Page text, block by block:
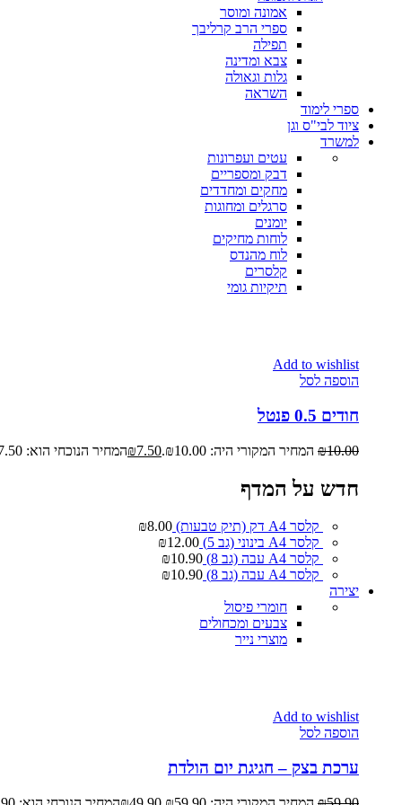
אמונה ומוסר
ספרי הרב קרליבך
תפילה
צבא ומדינה
גלות וגאולה
השראה
ספרי לימוד
ציוד לבי"ס וגן
למשרד
עטים ועפרונות
דבק ומספריים
מחקים ומחדדים
סרגלים ומחוגות
יומנים
לוחות מחיקים
לוח מהנדס
קלסרים
תיקיות גומי
Add to wishlist
הוספה לסל
חודים 0.5 פנטל
₪10.00 המחיר המקורי היה: ₪10.00. ₪7.50 המחיר הנוכחי הוא: ₪7.50.
חדש על המדף
קלסר A4 דק (תיק טבעות) ₪8.00
קלסר A4 בינוני (גב 5)
₪12.00
קלסר A4 עבה (גב 8)
₪10.90
קלסר A4 עבה (גב 8)
₪10.90
יצירה
חומרי פיסול
צבעים ומכחולים
מוצרי נייר
Add to wishlist
הוספה לסל
ערכת בצק – חגיגת יום הולדת